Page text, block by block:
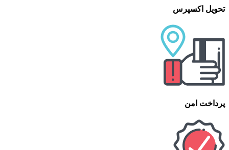
تحویل اکسپرس
پرداخت امن